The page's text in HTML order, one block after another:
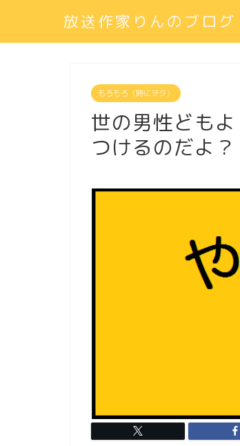
放送作家りんのブログ
もろもろ（時にヲタ）
世の男性ども
つけるのだよ？